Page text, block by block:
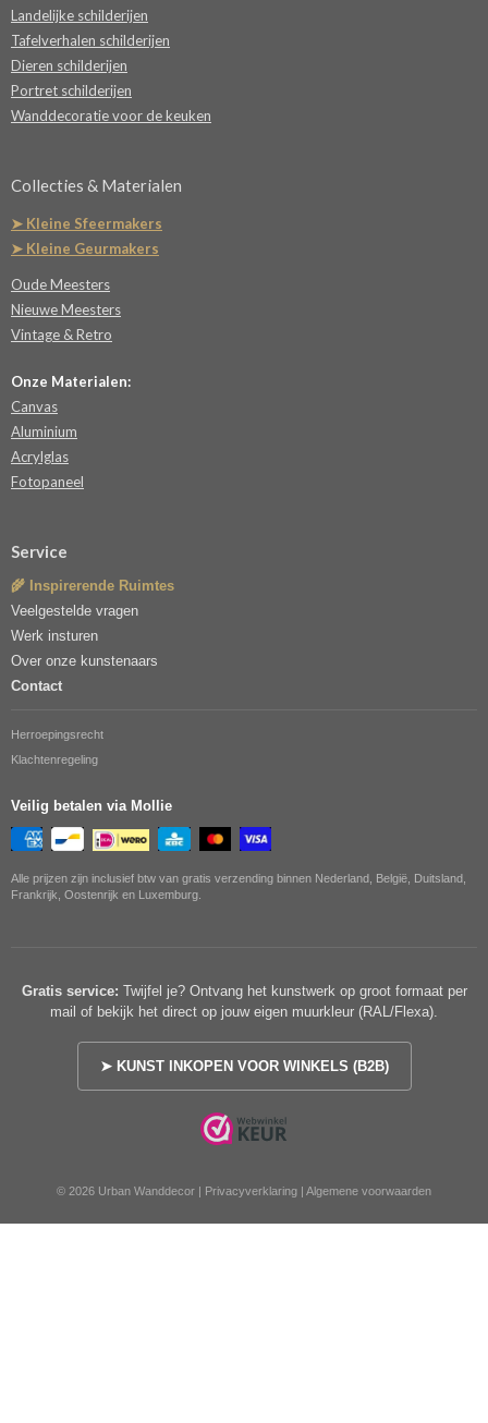
Landelijke schilderijen
Tafelverhalen schilderijen
Dieren schilderijen
Portret schilderijen
Wanddecoratie voor de keuken
Collecties & Materialen
➤ Kleine Sfeermakers
➤ Kleine Geurmakers
Oude Meesters
Nieuwe Meesters
Vintage & Retro
Onze Materialen:
Canvas
Aluminium
Acrylglas
Fotopaneel
Service
🌾 Inspirerende Ruimtes
Veelgestelde vragen
Werk insturen
Over onze kunstenaars
Contact
Herroepingsrecht
Klachtenregeling
Veilig betalen via Mollie
Alle prijzen zijn inclusief btw van gratis verzending binnen Nederland, België, Duitsland,
Frankrijk, Oostenrijk en Luxemburg.
Gratis service: Twijfel je? Ontvang het kunstwerk op groot formaat per
mail of bekijk het direct op jouw eigen muurkleur (RAL/Flexa).
➤ KUNST INKOPEN VOOR WINKELS (B2B)
© 2026 Urban Wanddecor | Privacyverklaring | Algemene voorwaarden